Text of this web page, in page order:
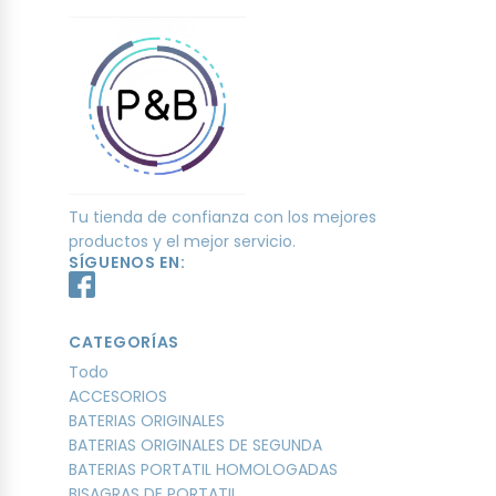
Tu tienda de confianza con los mejores
productos y el mejor servicio.
SÍGUENOS EN:
CATEGORÍAS
Todo
ACCESORIOS
BATERIAS ORIGINALES
BATERIAS ORIGINALES DE SEGUNDA
BATERIAS PORTATIL HOMOLOGADAS